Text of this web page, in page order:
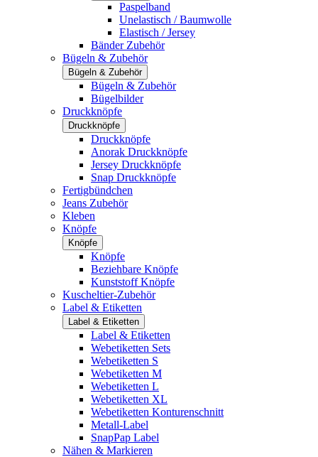
Paspelband
Unelastisch / Baumwolle
Elastisch / Jersey
Bänder Zubehör
Bügeln & Zubehör
Bügeln & Zubehör
Bügeln & Zubehör
Bügelbilder
Druckknöpfe
Druckknöpfe
Druckknöpfe
Anorak Druckknöpfe
Jersey Druckknöpfe
Snap Druckknöpfe
Fertigbündchen
Jeans Zubehör
Kleben
Knöpfe
Knöpfe
Knöpfe
Beziehbare Knöpfe
Kunststoff Knöpfe
Kuscheltier-Zubehör
Label & Etiketten
Label & Etiketten
Label & Etiketten
Webetiketten Sets
Webetiketten S
Webetiketten M
Webetiketten L
Webetiketten XL
Webetiketten Konturenschnitt
Metall-Label
SnapPap Label
Nähen & Markieren